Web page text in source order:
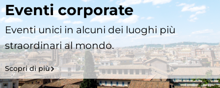
Eventi corporate
Eventi unici in alcuni dei luoghi più
straordinari al mondo.
Scopri di più